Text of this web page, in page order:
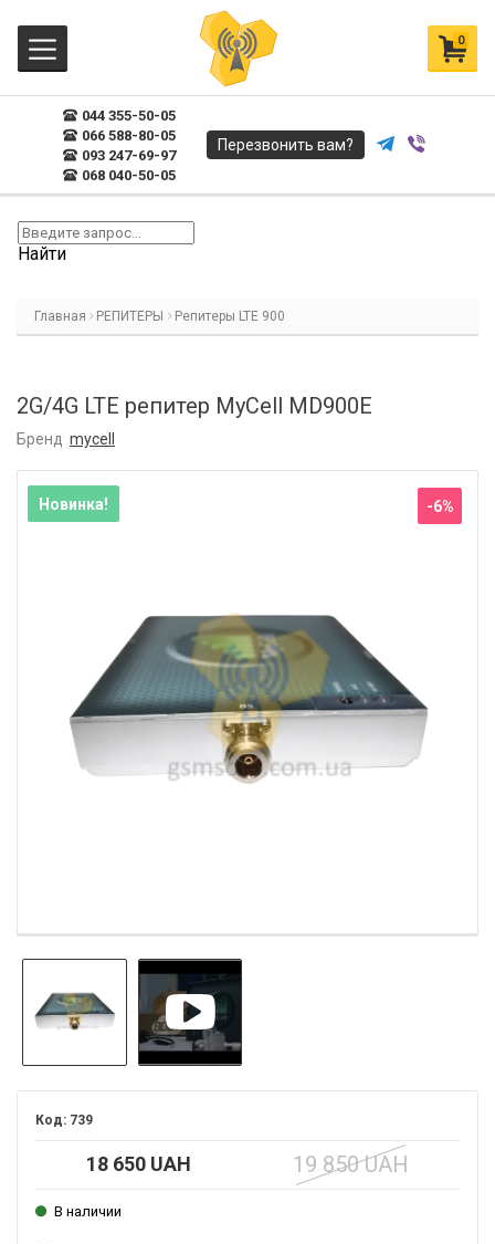
0
044 355-50-05
066 588-80-05
093 247-69-97
068 040-50-05
Перезвонить вам?
Найти
Главная РЕПИТЕРЫ Репитеры LTE 900
2G/4G LTE репитер MyCell MD900E
Бренд mycell
-6%
Новинка!
739
19 850 UAH
18 650 UAH
В наличии